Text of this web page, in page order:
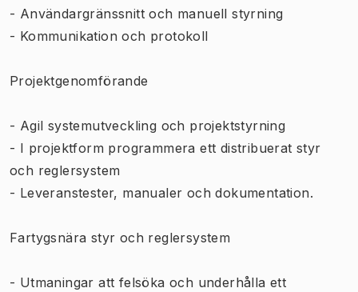
- Användargränssnitt och manuell styrning
- Kommunikation och protokoll
Projektgenomförande
- Agil systemutveckling och projektstyrning
- I projektform programmera ett distribuerat styr
och reglersystem
- Leveranstester, manualer och dokumentation.
Fartygsnära styr och reglersystem
- Utmaningar att felsöka och underhålla ett